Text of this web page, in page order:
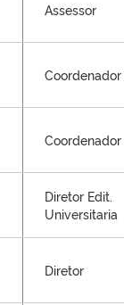
Assessor
Coordenador
Coordenador
Diretor Edit.
Universitaria
Diretor